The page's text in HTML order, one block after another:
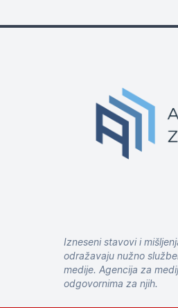
Izneseni stavovi i
odražavaju nužno
medije. Agencija za
odgovornima za njih.